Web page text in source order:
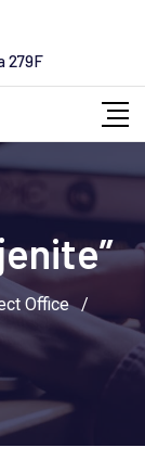
279F
Office /